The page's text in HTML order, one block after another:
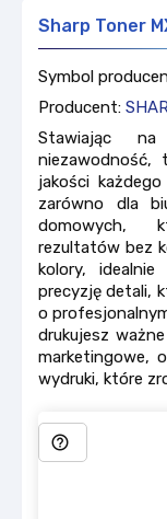
Sharp Toner
Symbol
Producent:
Stawiając na
niezawodność,
jakości
zarówno dla
domowych,
rezultatów bez
kolory,
precyzję detali,
o
drukujesz
marketingowe,
wydruki, które
help_outline